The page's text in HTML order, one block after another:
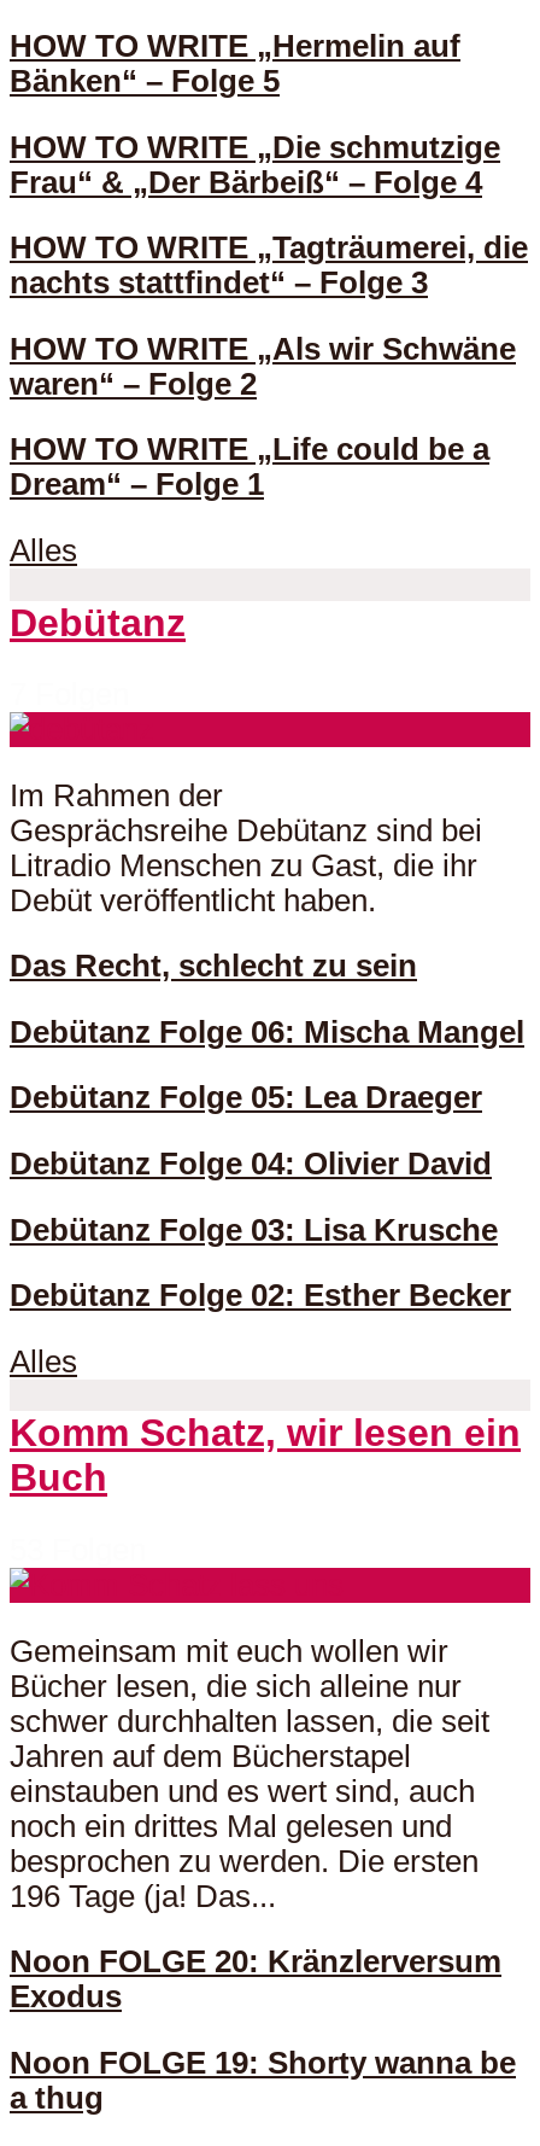
HOW TO WRITE „Hermelin auf
Bänken“ – Folge 5
HOW TO WRITE „Die schmutzige
Frau“ & „Der Bärbeiß“ – Folge 4
HOW TO WRITE „Tagträumerei, die
nachts stattfindet“ – Folge 3
HOW TO WRITE „Als wir Schwäne
waren“ – Folge 2
HOW TO WRITE „Life could be a
Dream“ – Folge 1
Alles
Debütanz
Im Rahmen der
Gesprächsreihe Debütanz sind bei
Litradio Menschen zu Gast, die ihr
Debüt veröffentlicht haben.
Das Recht, schlecht zu sein
Debütanz Folge 06: Mischa Mangel
Debütanz Folge 05: Lea Draeger
Debütanz Folge 04: Olivier David
Debütanz Folge 03: Lisa Krusche
Debütanz Folge 02: Esther Becker
Alles
Komm Schatz, wir lesen ein
Buch
Gemeinsam mit euch wollen wir
Bücher lesen, die sich alleine nur
schwer durchhalten lassen, die seit
Jahren auf dem Bücherstapel
einstauben und es wert sind, auch
noch ein drittes Mal gelesen und
besprochen zu werden. Die ersten
196 Tage (ja! Das...
Noon FOLGE 20: Kränzlerversum
Exodus
Noon FOLGE 19: Shorty wanna be
a thug